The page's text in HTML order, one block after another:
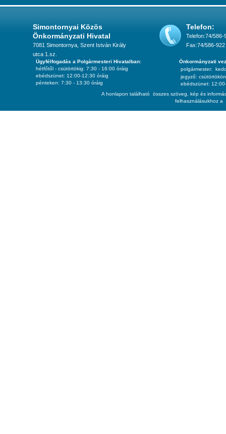
Simontornyai Közös
Önkormányzati Hivatal
7081 Simontornya, Szent István Király
utca 1.sz.
Telefon:
Telefon:74/586-
Fax:74/586-922
A honlapon található összes szöveg, kép és
felhasználásukhoz a
Ügyfélfogadás a Polgármesteri Hivatalban:
hétfőtől - csütörtökig: 7:30 - 16:00 óráig
ebédszünet: 12:00-12:30 óráig
pénteken: 7:30 - 13:30 óráig
Önkormányzati
polgármester:
jegyző: csütörtökön
ebédszünet: